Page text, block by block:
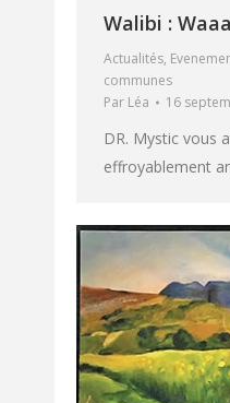
Walibi :
Actualités,
communes
Par Léa 16
DR. Mystic vous
effroyablement